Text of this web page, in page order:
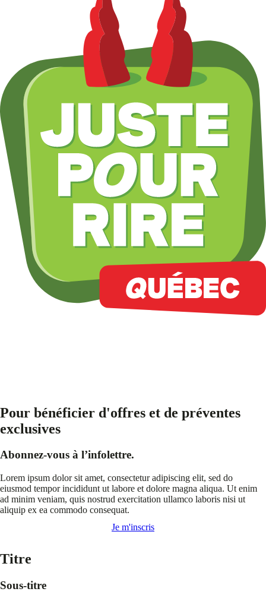
Pour bénéficier d'offres et de préventes
exclusives
Abonnez-vous à l’infolettre.
Lorem ipsum dolor sit amet, consectetur adipiscing elit, sed do
eiusmod tempor incididunt ut labore et dolore magna aliqua. Ut enim
ad minim veniam, quis nostrud exercitation ullamco laboris nisi ut
aliquip ex ea commodo consequat.
Je m'inscris
Titre
Sous-titre